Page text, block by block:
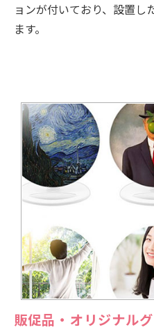
ョンが付いており、設置し
ます。
販促品・オリジナル